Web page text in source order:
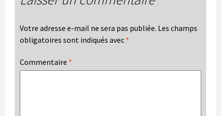
Votre adresse e-mail ne sera pas publiée. Les champs
obligatoires sont indiqués avec *
Commentaire *